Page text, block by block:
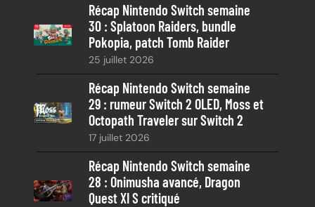
c
h
Récap Nintendo Switch semaine
30 : Splatoon Raiders, bundle
Pokopia, patch Tomb Raider
25 juillet 2026
Récap Nintendo Switch semaine
29 : rumeur Switch 2 OLED, Moss et
Octopath Traveler sur Switch 2
17 juillet 2026
Récap Nintendo Switch semaine
28 : Onimusha avancé, Dragon
Quest XI S critiqué